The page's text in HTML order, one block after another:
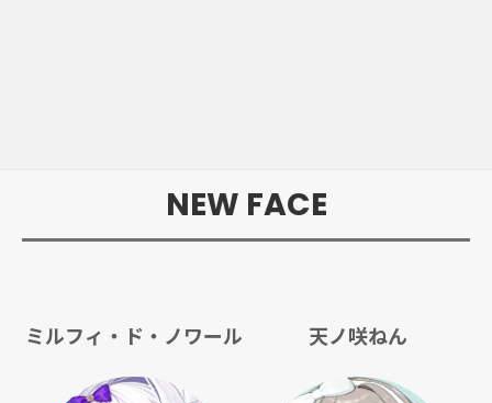
NEW FACE
ミルフィ・ド・ノワール 天ノ咲ねん